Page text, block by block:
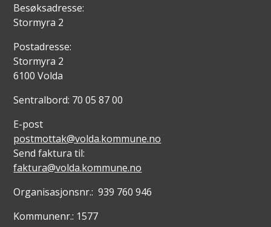
Besøksadresse:
Stormyra 2
Postadresse:
Stormyra 2
6100 Volda
Sentralbord: 70 05 87 00
E-post
postmottak@volda.kommune.no
Send faktura til:
faktura@volda.kommune.no
Organisasjonsnr.: 939 760 946
Kommunenr.: 1577